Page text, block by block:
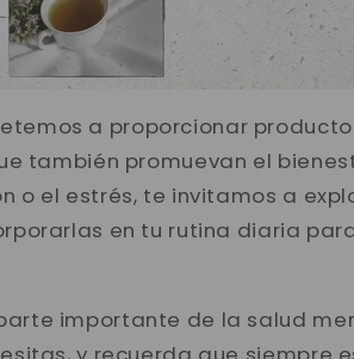
a proporcionar
también promuevan el
o el estrés, te invitamos a
en tu rutina diaria
importante de la salud